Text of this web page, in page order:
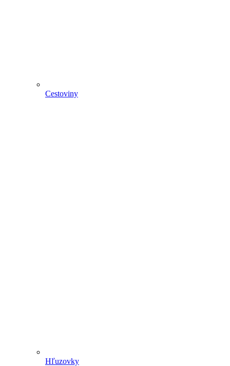
Cestoviny
Hľuzovky